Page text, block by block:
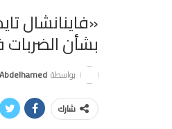
«فاينانشال
بشأن
بواسطة
شارك